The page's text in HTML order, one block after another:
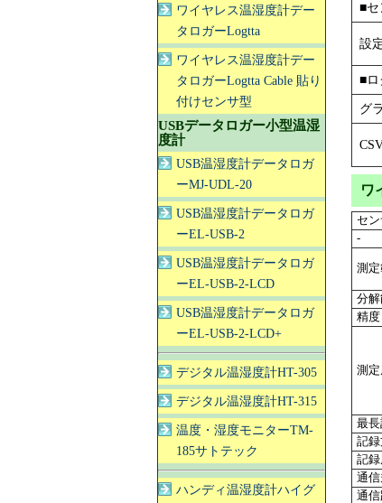
■セ
設
■ロ
グ
ワ
セ
-
測定
分解
精度
測定
最長
記
記録
通
通
ワイヤレス温湿度計デー
タロガーLogtta
ワイヤレス温湿度計デー
タロガーLogtta Cable 貼り
付けセンサ型
USBデータロガー小型温湿
度計
USB温湿度計データロガ
ーMJ-UDL-20
USB温湿度計データロガ
ーEL-USB-2
USB温湿度計データロガ
ーEL-USB-2-LCD
USB温湿度計データロガ
ーEL-USB-2-LCD+
デジタル温湿度計HT-305
デジタル温湿度計HT-315
温度・湿度モニターTM-
185サトテック
ハンディ温湿度計ハイグ